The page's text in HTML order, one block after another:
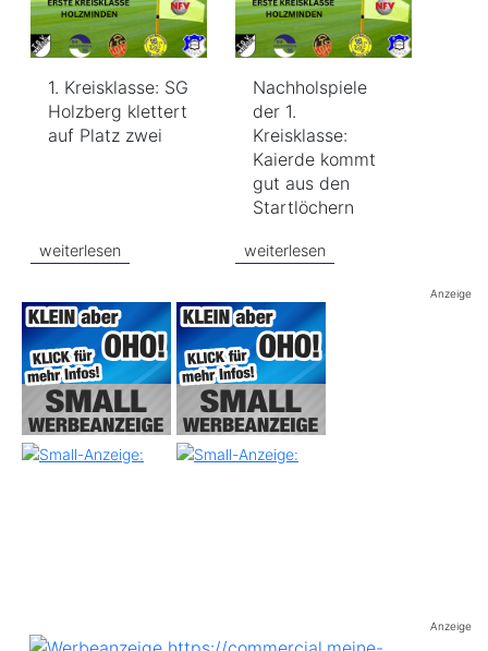
1. Kreisklasse: SG
Holzberg klettert
auf Platz zwei
weiterlesen
Nachholspiele
der 1.
Kreisklasse:
Kaierde kommt
gut aus den
Startlöchern
weiterlesen
Anzeige
Anzeige